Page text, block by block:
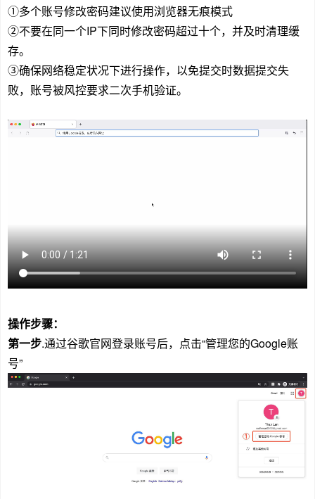
①多个账号修改密码建议使用浏览器无痕模式
②不要在同一个IP下同时修改密码超过十个，并及时清理缓
存。
③确保网络稳定状况下进行操作，以免提交时数据提交失
败，账号被风控要求二次手机验证。
操作步骤：
第一步.通过谷歌官网登录账号后，点击“管理您的Google账
号”